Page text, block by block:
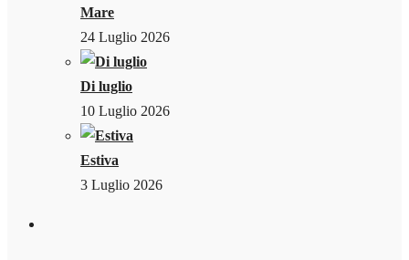
Mare
24 Luglio 2026
Di luglio
10 Luglio 2026
Estiva
3 Luglio 2026